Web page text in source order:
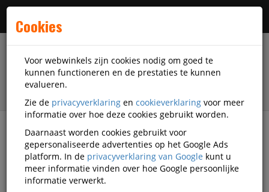
Alle categorieën
Hechtmappen Video's
Cookies
Voor webwinkels zijn cookies nodig om goed te
kunnen functioneren en de prestaties te kunnen
evalueren.
Zie de privacyverklaring en cookieverklaring voor meer
informatie over hoe deze cookies gebruikt worden.
Daarnaast worden cookies gebruikt voor
gepersonaliseerde advertenties op het Google Ads
platform. In de privacyverklaring van Google kunt u
meer informatie vinden over hoe Google persoonlijke
informatie verwerkt.